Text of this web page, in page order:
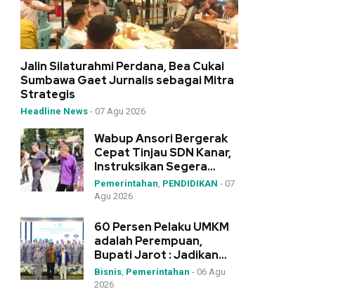
Jalin Silaturahmi Perdana, Bea Cukai
Sumbawa Gaet Jurnalis sebagai Mitra
Strategis
Headline News - 07 Agu 2026
Wabup Ansori Bergerak
Cepat Tinjau SDN Kanar,
Instruksikan Segera
Pengadaan Meja-Kursi
Pemerintahan, PENDIDIKAN - 07
Agu 2026
60 Persen Pelaku UMKM
adalah Perempuan,
Bupati Jarot : Jadikan
IWAPI Rumah Kolaborasi
Bisnis, Pemerintahan - 06 Agu
2026